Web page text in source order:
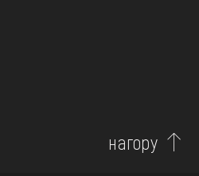
нагору